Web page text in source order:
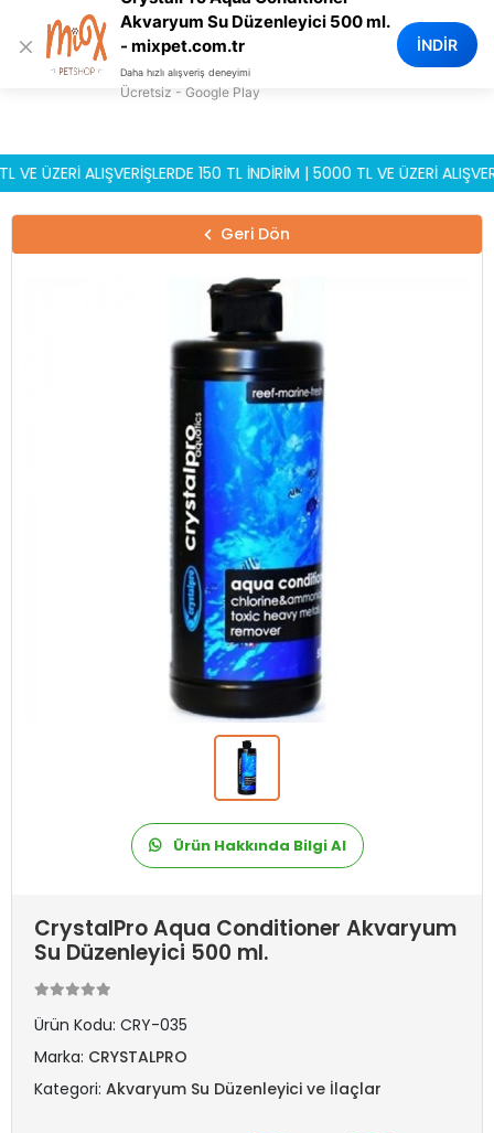
ÜZERİ ALIŞVERİŞLERDE 150 TL İNDİRİM | 5000 TL VE ÜZERİ
0
Geri Dön
Ürün Hakkında Bilgi Al
CrystalPro Aqua Conditioner Akvaryum
Su Düzenleyici 500 ml.
Ürün Kodu: CRY-035
Marka: CRYSTALPRO
Kategori: Akvaryum Su Düzenleyici ve İlaçlar
×
Akvaryum Su Düzenleyici 500 ml.
- mixpet.com.tr
Daha hızlı alışveriş deneyimi
Ücretsiz - Google Play
İNDİR